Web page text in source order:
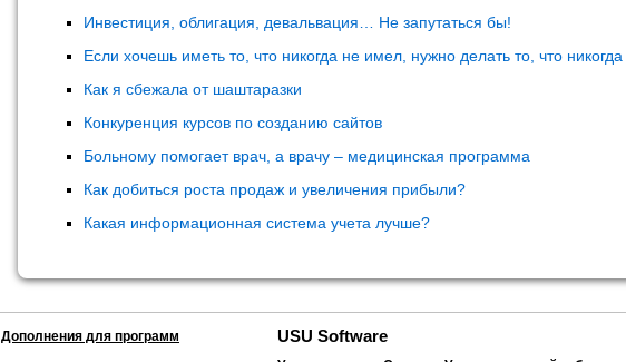
Инвестиция, облигация, девальвация… Не запутаться бы!
Если хочешь иметь то, что никогда не имел, нужно делать то, что
Как я сбежала от шаштаразки
Конкуренция курсов по созданию сайтов
Больному помогает врач, а врачу – медицинская программа
Как добиться роста продаж и увеличения прибыли?
Какая информационная система учета лучше?
Дополнения для программ USU Software